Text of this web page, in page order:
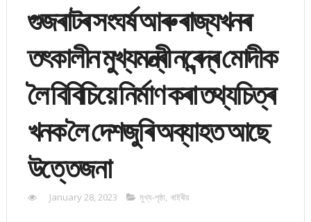
গুজৰাটৰ সংঘৰ্ষ আৰু ৰাজ্যখনৰ
তৎকালীন মুখ্যমন্ত্ৰী নৰেন্দ্ৰ মোদীক
লৈ বিবিচিয়ে নিৰ্মাণ কৰা তথ্যচিত্ৰ
খনক লৈ দেশজুৰি অব্যাহত আছে
উত্তেজনা
January 28, 2023 মুখ্য-পৃষ্ঠা ৰাষ্ট্ৰীয়